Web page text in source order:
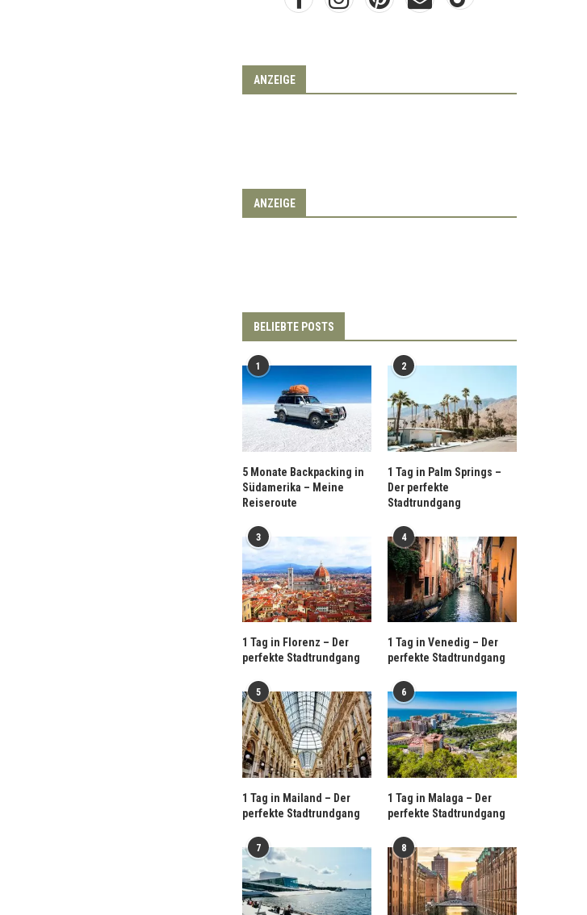
ANZEIGE
ANZEIGE
BELIEBTE POSTS
1
5 Monate Backpacking in
Südamerika – Meine
Reiseroute
2
1 Tag in Palm Springs –
Der perfekte
Stadtrundgang
3
1 Tag in Florenz – Der
perfekte Stadtrundgang
4
1 Tag in Venedig – Der
perfekte Stadtrundgang
5
1 Tag in Mailand – Der
perfekte Stadtrundgang
6
1 Tag in Malaga – Der
perfekte Stadtrundgang
7 8